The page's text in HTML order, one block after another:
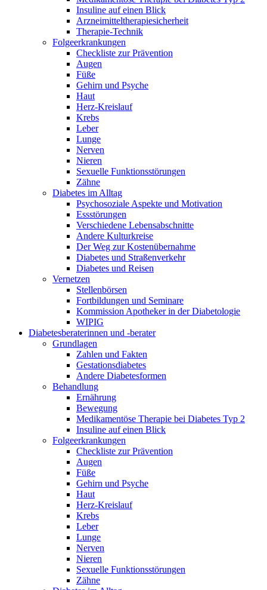
Insuline auf einen Blick
Arzneimitteltherapie­sicherheit
Therapie-Technik
Fol­ge­er­kran­kun­gen
Checkliste zur Prävention
Augen
Füße
Gehirn und Psyche
Haut
Herz-Kreislauf
Krebs
Leber
Lunge
Nerven
Nieren
Sexuelle Funktionsstörungen
Zähne
Diabetes im Alltag
Psychosoziale Aspekte und Motivation
Essstörungen
Verschiedene Lebensabschnitte
Andere Kulturkreise
Der Weg zur Kostenübernahme
Diabetes und Straßenverkehr
Diabetes und Reisen
Vernetzen
Stellenbörsen
Fortbildungen und Seminare
Kommission Apotheker in der Diabetologie
WIPIG
Diabetesberaterinnen und -berater
Grundlagen
Zahlen und Fakten
Gestationsdiabetes
Andere Diabetesformen
Behandlung
Ernährung
Bewegung
Medikamentöse Therapie bei Diabetes Typ 2
Insuline auf einen Blick
Folgeerkrankungen
Checkliste zur Prävention
Augen
Füße
Gehirn und Psyche
Haut
Herz-Kreislauf
Krebs
Leber
Lunge
Nerven
Nieren
Sexuelle Funktionsstörungen
Zähne